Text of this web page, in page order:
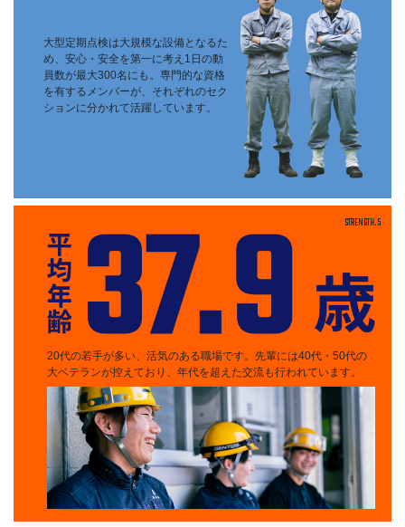
大型定期点検は大規模な設備となるた
め、安心・安全を第一に考え1日の動
員数が最大300名にも。専門的な資格
を有するメンバーが、それぞれのセク
ションに分かれて活躍しています。
STRENGTH.5
20代の若手が多い、活気のある職場です。先輩には40代・50代の
大ベテランが控えており、年代を超えた交流も行われています。